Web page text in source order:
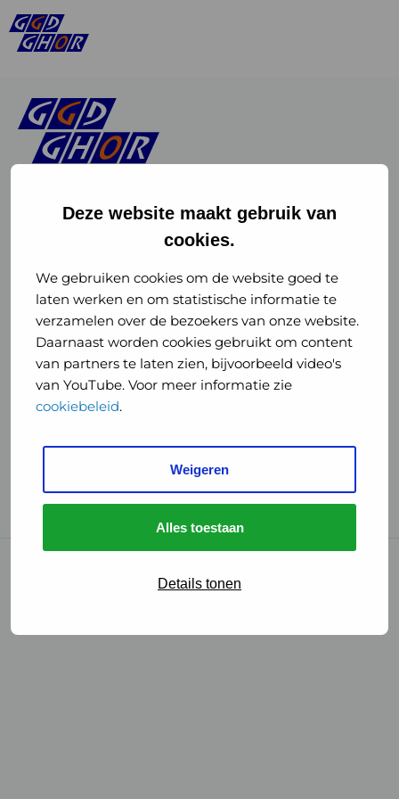
Deze website maakt gebruik van
cookies.
We gebruiken cookies om de website goed te
laten werken en om statistische informatie te
verzamelen over de bezoekers van onze website.
Daarnaast worden cookies gebruikt om content
van partners te laten zien, bijvoorbeeld video's
van YouTube. Voor meer informatie zie
cookiebeleid.
Weigeren
Alles toestaan
Details tonen
of
GGD
GHOR
Nederland
Instagram
of
GGD
GHOR
Nederland
GGD Reizen op social media
GGD Reizen
GGD Reisvaccinaties